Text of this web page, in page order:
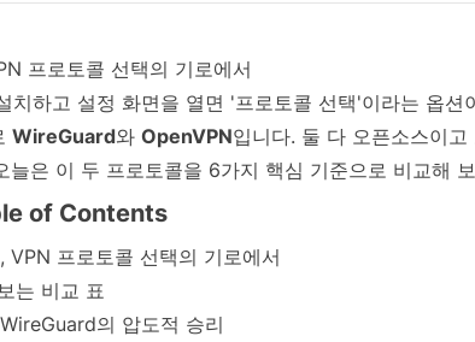
프로토콜 선택의 기로에서
치하고 설정 화면을 열면 '프로토콜 선택'이라는 옵
WireGuard와 OpenVPN입니다. 둘 다 오픈소스이
늘은 이 두 프로토콜을 6가지 핵심 기준으로 비교해
of Contents
VPN 프로토콜 선택의 기로에서
는 비교 표
의 압도적 승리